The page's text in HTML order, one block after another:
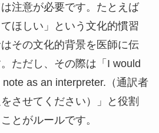
注意が必要です。たとえば
てほしい」という文化的慣習
その文化的背景を医師に伝
ただし、その際は「I would
as an interpreter.（通訳者
させてください）」と役割
とがルールです。